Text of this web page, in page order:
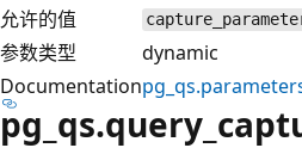
允许的值
参数类型
dynamic
Documentation